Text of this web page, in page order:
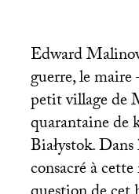
Edward
guerre, le maire
petit village de
quarantaine de
Białystok.
consacré à